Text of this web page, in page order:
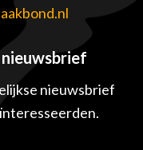
nieuwsbrief